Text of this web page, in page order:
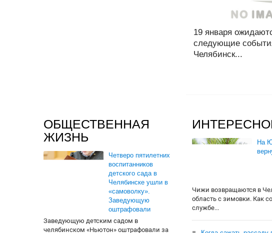
19 января
следующие
Челябинск...
ОБЩЕСТВЕННАЯ
ЖИЗНЬ
Четверо пятилетних
воспитанников
детского сада в
Челябинске ушли в
«самоволку».
Заведующую
оштрафовали
Заведующую детским садом в
челябинском «Ньютон» оштрафовали за
На
Чижи возвращаются в
область с зимовки. Как
службе...